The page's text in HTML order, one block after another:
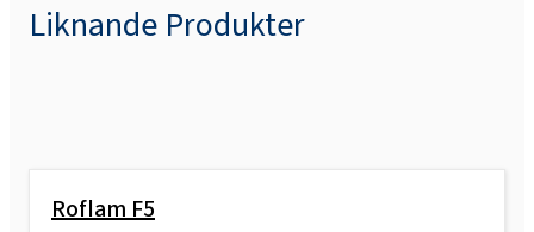
Liknande Produkter
Roflam F5